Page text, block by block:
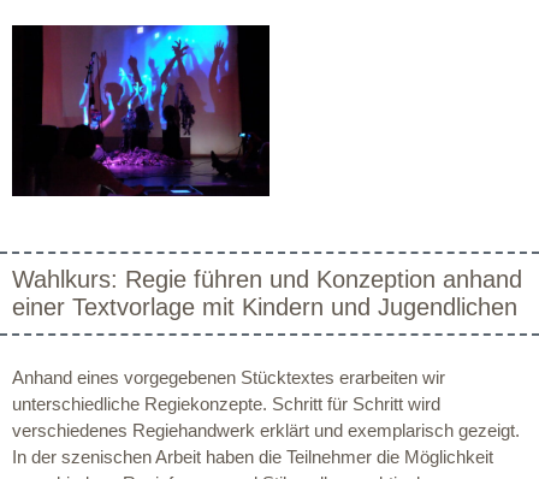
Wahlkurs: Regie führen und Konzeption anhand
einer Textvorlage mit Kindern und Jugendlichen
Anhand eines vorgegebenen Stücktextes erarbeiten wir
unterschiedliche Regiekonzepte. Schritt für Schritt wird
verschiedenes Regiehandwerk erklärt und exemplarisch gezeigt.
In der szenischen Arbeit haben die Teilnehmer die Möglichkeit